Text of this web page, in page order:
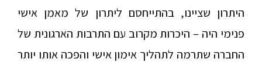
היתרון שציינו, בהתייחסם ליתרון של מאמן אישי
פנימי היה – היכרות מקרוב עם התרבות הארגונית של
החברה שתרמה לתהליך אימון אישי והפכה אותו יותר